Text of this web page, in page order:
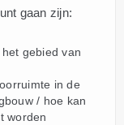
gaan zijn:
gebied van
in de
/ hoe kan
worden